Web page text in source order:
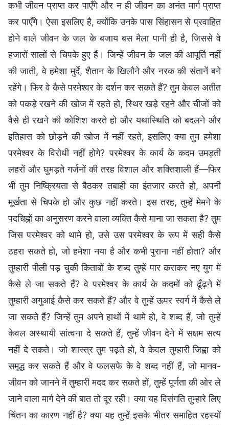
कभी जीवन प्राप्त कर पाएँगे और न ही जीवन का अनंत मार्ग प्राप्त
कर पाएँगे। ऐसा इसलिए है, क्योंकि उनके पास सिंहासन से प्रवाहित
होने वाले जीवन के जल के बजाय बस मैला पानी ही है, जिससे वे
हजारों सालों से चिपके हुए हैं। जिन्हें जीवन के जल की आपूर्ति नहीं
की जाती, वे हमेशा मुर्दे, शैतान के खिलौने और नरक की संतानें बने
रहेंगे। फिर वे कैसे परमेश्वर के दर्शन कर सकते हैं? तुम केवल अतीत
को पकड़े रखने की खोज में रहते हो, स्थिर खड़े रहने और चीजों को
वैसे ही रखने की कोशिश करते हो और यथास्थिति को बदलने और
इतिहास को छोड़ने की खोज में नहीं रहते, इसलिए क्या तुम हमेशा
परमेश्वर के विरोधी नहीं होगे? परमेश्वर के कार्य के कदम उमड़ती
लहरों और घुमड़ते गर्जनों की तरह विशाल और शक्तिशाली हैं—फिर
भी तुम निष्क्रियता से बैठकर तबाही का इंतजार करते हो, अपनी
मूर्खता से चिपके हो और कुछ नहीं करते। इस तरह, तुम्हें मेमने के
पदचिह्नों का अनुसरण करने वाला व्यक्ति कैसे माना जा सकता है? तुम
जिस परमेश्वर को थामे हो, उसे उस परमेश्वर के रूप में सही कैसे
ठहरा सकते हो, जो हमेशा नया है और कभी पुराना नहीं होता? और
तुम्हारी पीली पड़ चुकी किताबों के शब्द तुम्हें पार कराकर नए युग में
कैसे ले जा सकते हैं? वे परमेश्वर के कार्य के कदमों को ढूँढ़ने में
तुम्हारी अगुआई कैसे कर सकते हैं? और वे तुम्हें ऊपर स्वर्ग में कैसे ले
जा सकते हैं? जिन्हें तुम अपने हाथों में थामे हो, वे शब्द हैं, जो तुम्हें
केवल अस्थायी सांत्वना दे सकते हैं, तुम्हें जीवन देने में सक्षम सत्य
नहीं दे सकते। जो शास्त्र तुम पढ़ते हो, वे केवल तुम्हारी जिह्वा को
समृद्ध कर सकते हैं और वे फलसफे के वे शब्द नहीं हैं, जो मानव-
जीवन को जानने में तुम्हारी मदद कर सकते हों, तुम्हें पूर्णता की ओर ले
जाने वाला मार्ग देने की बात तो दूर रही। क्या यह विसंगति तुम्हारे लिए
चिंतन का कारण नहीं है? क्या यह तुम्हें इसके भीतर समाहित रहस्यों